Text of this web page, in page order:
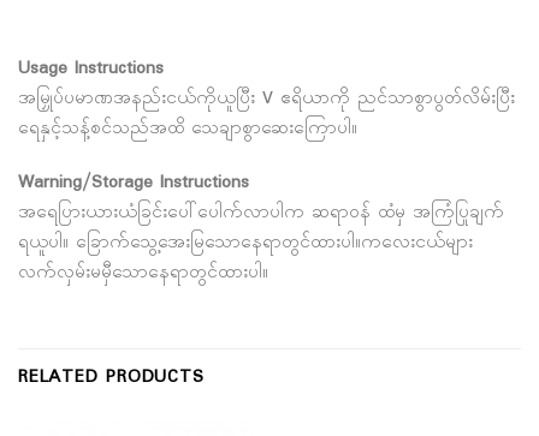
Usage Instructions
အမြှုပ်ပမာဏအနည်းငယ်ကိုယူပြီး V ဧရိယာကို ညင်သာစွာပွတ်လိမ်းပြီး
ရေနှင့်သန့်စင်သည်အထိ သေချာစွာဆေးကြောပါ။
Warning/Storage Instructions
အရေပြားယားယံခြင်းပေါ်ပေါက်လာပါက ဆရာဝန် ထံမှ အကြံပြုချက်
ရယူပါ။ ခြောက်သွေ့အေးမြသောနေရာတွင်ထားပါ။ကလေးငယ်များ
လက်လှမ်းမမှီသောနေရာတွင်ထားပါ။
RELATED PRODUCTS